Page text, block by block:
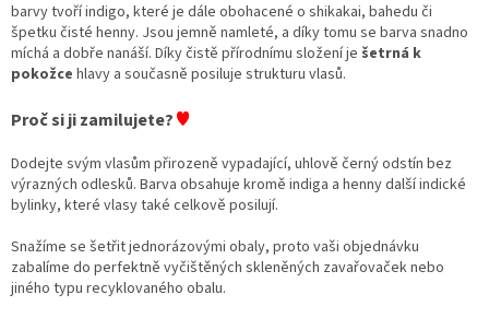
barvy tvoří indigo, které je dále obohacené o shikakai, bahedu či
špetku čisté henny. Jsou jemně namleté, a díky tomu se barva snadno
míchá a dobře nanáší. Díky čistě přírodnímu složení je šetrná k
pokožce hlavy a současně posiluje strukturu vlasů.
Proč si ji zamilujete?♥
Dodejte svým vlasům přirozeně vypadající, uhlově černý odstín bez
výrazných odlesků. Barva obsahuje kromě indiga a henny další indické
bylinky, které vlasy také celkově posilují.
Snažíme se šetřit jednorázovými obaly, proto vaši objednávku
zabalíme do perfektně vyčištěných skleněných zavařovaček nebo
jiného typu recyklovaného obalu.